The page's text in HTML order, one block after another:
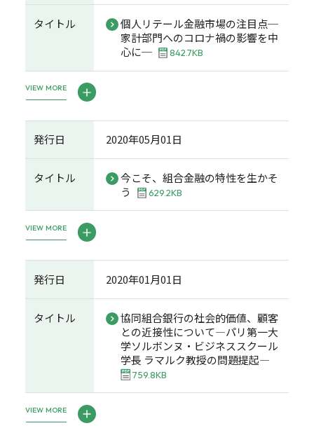
タイトル
個人リテール金融市場の注目点─
家計部門へのコロナ禍の影響を中
心に─
842.7KB
VIEW MORE
発行日 2020年05月01日
タイトル
今こそ、組合金融の特性を生かそ
う
629.2KB
VIEW MORE
発行日 2020年01月01日
タイトル
協同組合銀行の社会的価値、顧客
との近接性について―パリ第一大
学ソルボンヌ・ビジネススクール
学長 ラマルク教授の問題提起―
759.8KB
VIEW MORE